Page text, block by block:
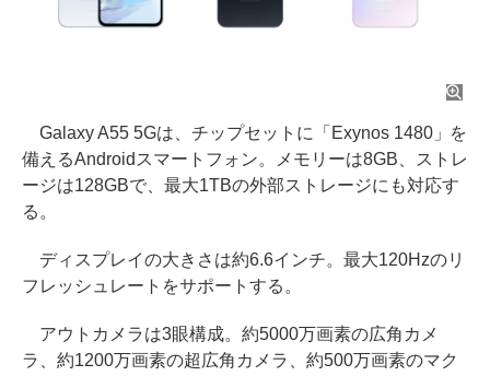
Galaxy A55 5Gは、チップセットに「Exynos 1480」を
備えるAndroidスマートフォン。メモリーは8GB、ストレ
ージは128GBで、最大1TBの外部ストレージにも対応す
る。
ディスプレイの大きさは約6.6インチ。最大120Hzのリ
フレッシュレートをサポートする。
アウトカメラは3眼構成。約5000万画素の広角カメ
ラ、約1200万画素の超広角カメラ、約500万画素のマク